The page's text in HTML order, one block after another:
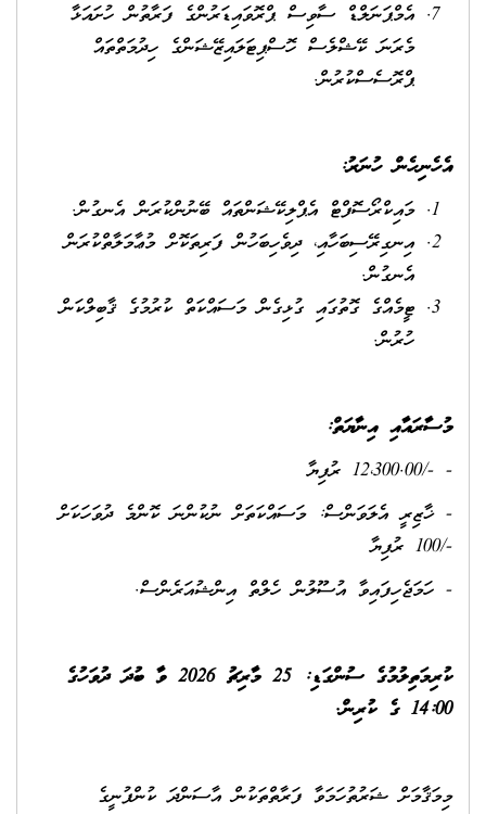
އެމްޕަނަލްޑް ސާވިސް ޕްރޮވައިޑަރުންގެ ފަރާތުން ހުށައަޅާ
މެރަނަ ކޭޝްލެސް ހޮސްޕިޓަލައިޒޭޝަންގެ ހިދުމަތްތައް
ޕްރޮސެސްކުރުން.
އެހެނިހެން ހުނަރު:
މައިކްރޯސޮފްޓް އެޕްލިކޭޝަންތައް ބޭނުންކުރަން އެނގުން.
އިނގިރޭސިބަހާއި، ދިވެހިބަހުން ފަރިތަކޮށް މުޢާމަލާތްކުރަން
އެނގުން.
ޓީމެއްގެ ގޮތުގައި ގުޅިގެން މަސައްކަތް ކުރުމުގެ ޤާބިލްކަން
ހުރުން.
މުސާރައާއި އިނާޔަތް:
- -/12،300.00 ރުފިޔާ
- ޚާޒިރީ އެލަވަންސް: މަސައްކަތަށް ނުކުންނަ ކޮންމެ ދުވަހަކަށް
-/100 ރުފިޔާ
- ހަމަޖެހިފައިވާ އުސޫލުން ހެލްތް އިންޝުއަރެންސް.
ކުރިމަތިލުމުގެ ސުންގަޑި: 25 މާރިޗު 2026 ވާ ބުދަ ދުވަހުގެ
14:00 ގެ ކުރިން.
މިމަޤާމަށް ޝަރުތުހަމަވާ ފަރާތްތަކުން އާސަންދަ ކުންފުނީގެ